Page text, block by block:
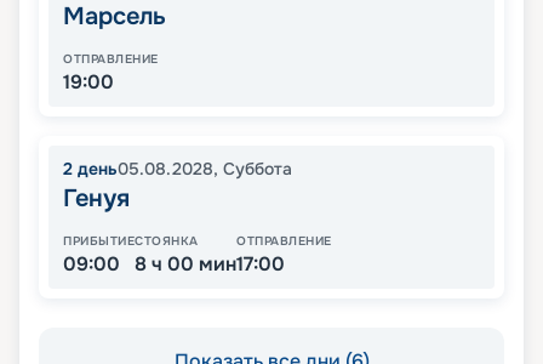
Марсель
ОТПРАВЛЕНИЕ
19:00
2 день05.08.2028, Суббота
Генуя
ПРИБЫТИЕ
09:00
СТОЯНКА
8 ч 00 мин
ОТПРАВЛЕНИЕ
17:00